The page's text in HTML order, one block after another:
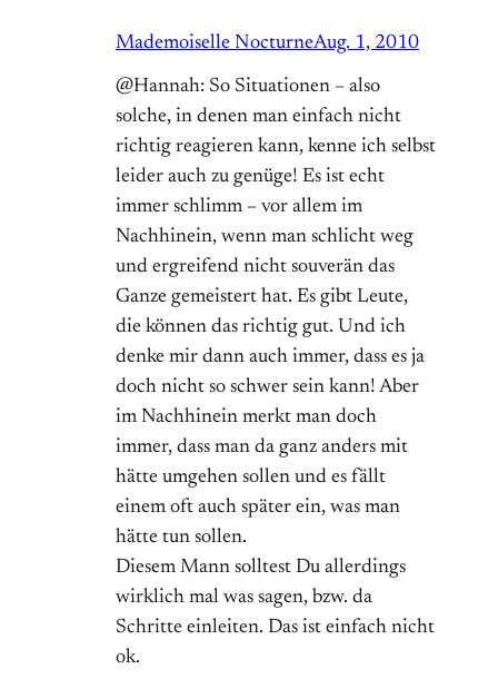
Mademoiselle NocturneAug. 1, 2010
@Hannah: So Situationen – also
solche, in denen man einfach nicht
richtig reagieren kann, kenne ich selbst
leider auch zu genüge! Es ist echt
immer schlimm – vor allem im
Nachhinein, wenn man schlicht weg
und ergreifend nicht souverän das
Ganze gemeistert hat. Es gibt Leute,
die können das richtig gut. Und ich
denke mir dann auch immer, dass es ja
doch nicht so schwer sein kann! Aber
im Nachhinein merkt man doch
immer, dass man da ganz anders mit
hätte umgehen sollen und es fällt
einem oft auch später ein, was man
hätte tun sollen.
Diesem Mann solltest Du allerdings
wirklich mal was sagen, bzw. da
Schritte einleiten. Das ist einfach nicht
ok.